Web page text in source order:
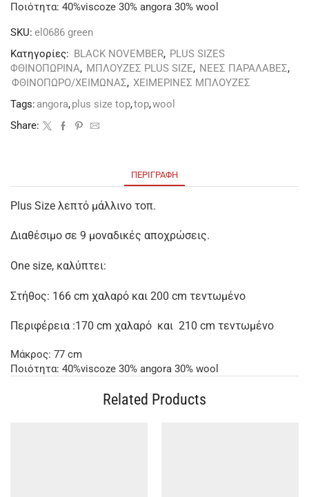
Ποιότητα: 40%viscoze 30% angora 30% wool
SKU: el0686 green
Κατηγορίες: BLACK NOVEMBER, PLUS SIZES
ΦΘΙΝΟΠΩΡΙΝΑ, ΜΠΛΟΥΖΕΣ PLUS SIZE, ΝΕΕΣ ΠΑΡΑΛΑΒΕΣ,
ΦΘΙΝΟΠΩΡΟ/ΧΕΙΜΩΝΑΣ, ΧΕΙΜΕΡΙΝΕΣ ΜΠΛΟΥΖΕΣ
Tags: angora,plus size top,top,wool
Share:
ΠΕΡΙΓΡΑΦΉ
Plus Size λεπτό μάλλινο τοπ.
Διαθέσιμο σε 9 μοναδικές αποχρώσεις.
One size, καλύπτει:
Στήθος: 166 cm χαλαρό και 200 cm τεντωμένο
Περιφέρεια :170 cm χαλαρό και 210 cm τεντωμένο
Μάκρος: 77 cm
Ποιότητα: 40%viscoze 30% angora 30% wool
Related Products